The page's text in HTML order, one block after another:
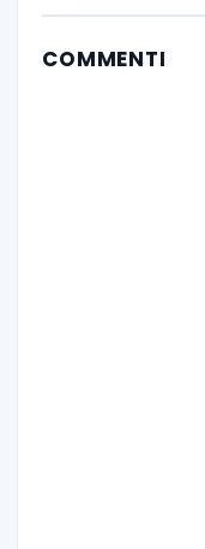
COMMENTI